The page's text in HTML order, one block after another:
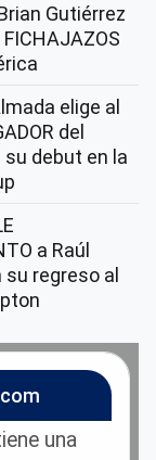
Gutiérrez
elige al
del
debut en la
a Raúl
regreso al
una